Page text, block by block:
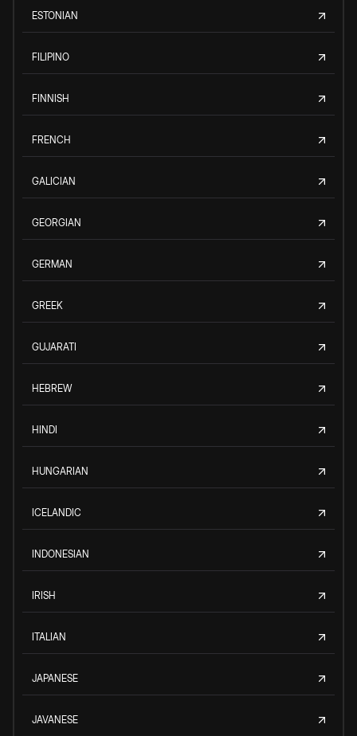
ESTONIAN
FILIPINO
FINNISH
FRENCH
GALICIAN
GEORGIAN
GERMAN
GREEK
GUJARATI
HEBREW
HINDI
HUNGARIAN
ICELANDIC
INDONESIAN
IRISH
ITALIAN
JAPANESE
JAVANESE